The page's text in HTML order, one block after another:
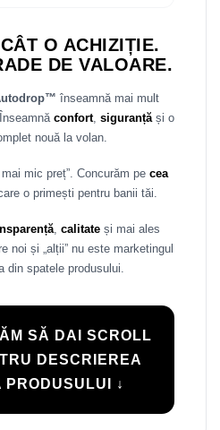
O ACHIZIȚIE.
DE VALOARE.
înseamnă mai mult
confort, siguranțăși o
nouă la volan.
mic preț”. Concurăm pe cea
o primești pentru banii tăi.
, calitateși mai ales
noi și „alții” nu este marketingul
din spatele produsului.
SĂ DAI SCROLL
DESCRIEREA
PRODUSULUI ↓